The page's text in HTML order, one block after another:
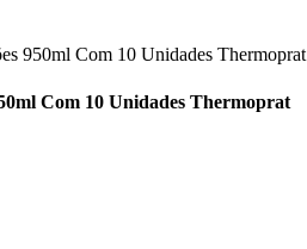
950ml Com 10 Unidades Thermoprat
Com 10 Unidades Thermoprat